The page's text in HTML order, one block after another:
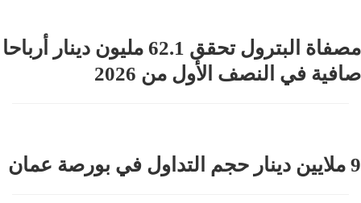
مصفاة البترول تحقق 62.1 مليون دينار أرباحا
صافية في النصف الأول من 2026
9 ملايين دينار حجم التداول في بورصة عمان